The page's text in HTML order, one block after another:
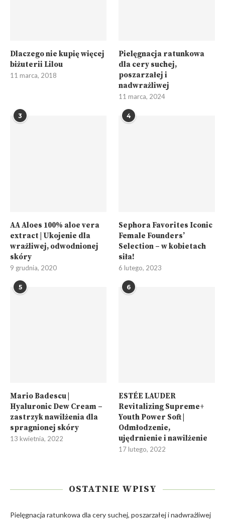
Dlaczego nie kupię więcej
biżuterii Lilou
11 marca, 2018
Pielęgnacja ratunkowa
dla cery suchej,
poszarzałej i
nadwrażliwej
11 marca, 2024
3
AA Aloes 100% aloe vera
extract | Ukojenie dla
wrażliwej, odwodnionej
skóry
9 grudnia, 2020
4
Sephora Favorites Iconic
Female Founders’
Selection – w kobietach
siła!
6 lutego, 2023
5
Mario Badescu |
Hyaluronic Dew Cream –
zastrzyk nawilżenia dla
spragnionej skóry
13 kwietnia, 2022
6
ESTÉE LAUDER
Revitalizing Supreme+
Youth Power Soft |
Odmłodzenie,
ujędrnienie i nawilżenie
17 lutego, 2022
OSTATNIE WPISY
Pielęgnacja ratunkowa dla cery suchej, poszarzałej i nadwrażliwej